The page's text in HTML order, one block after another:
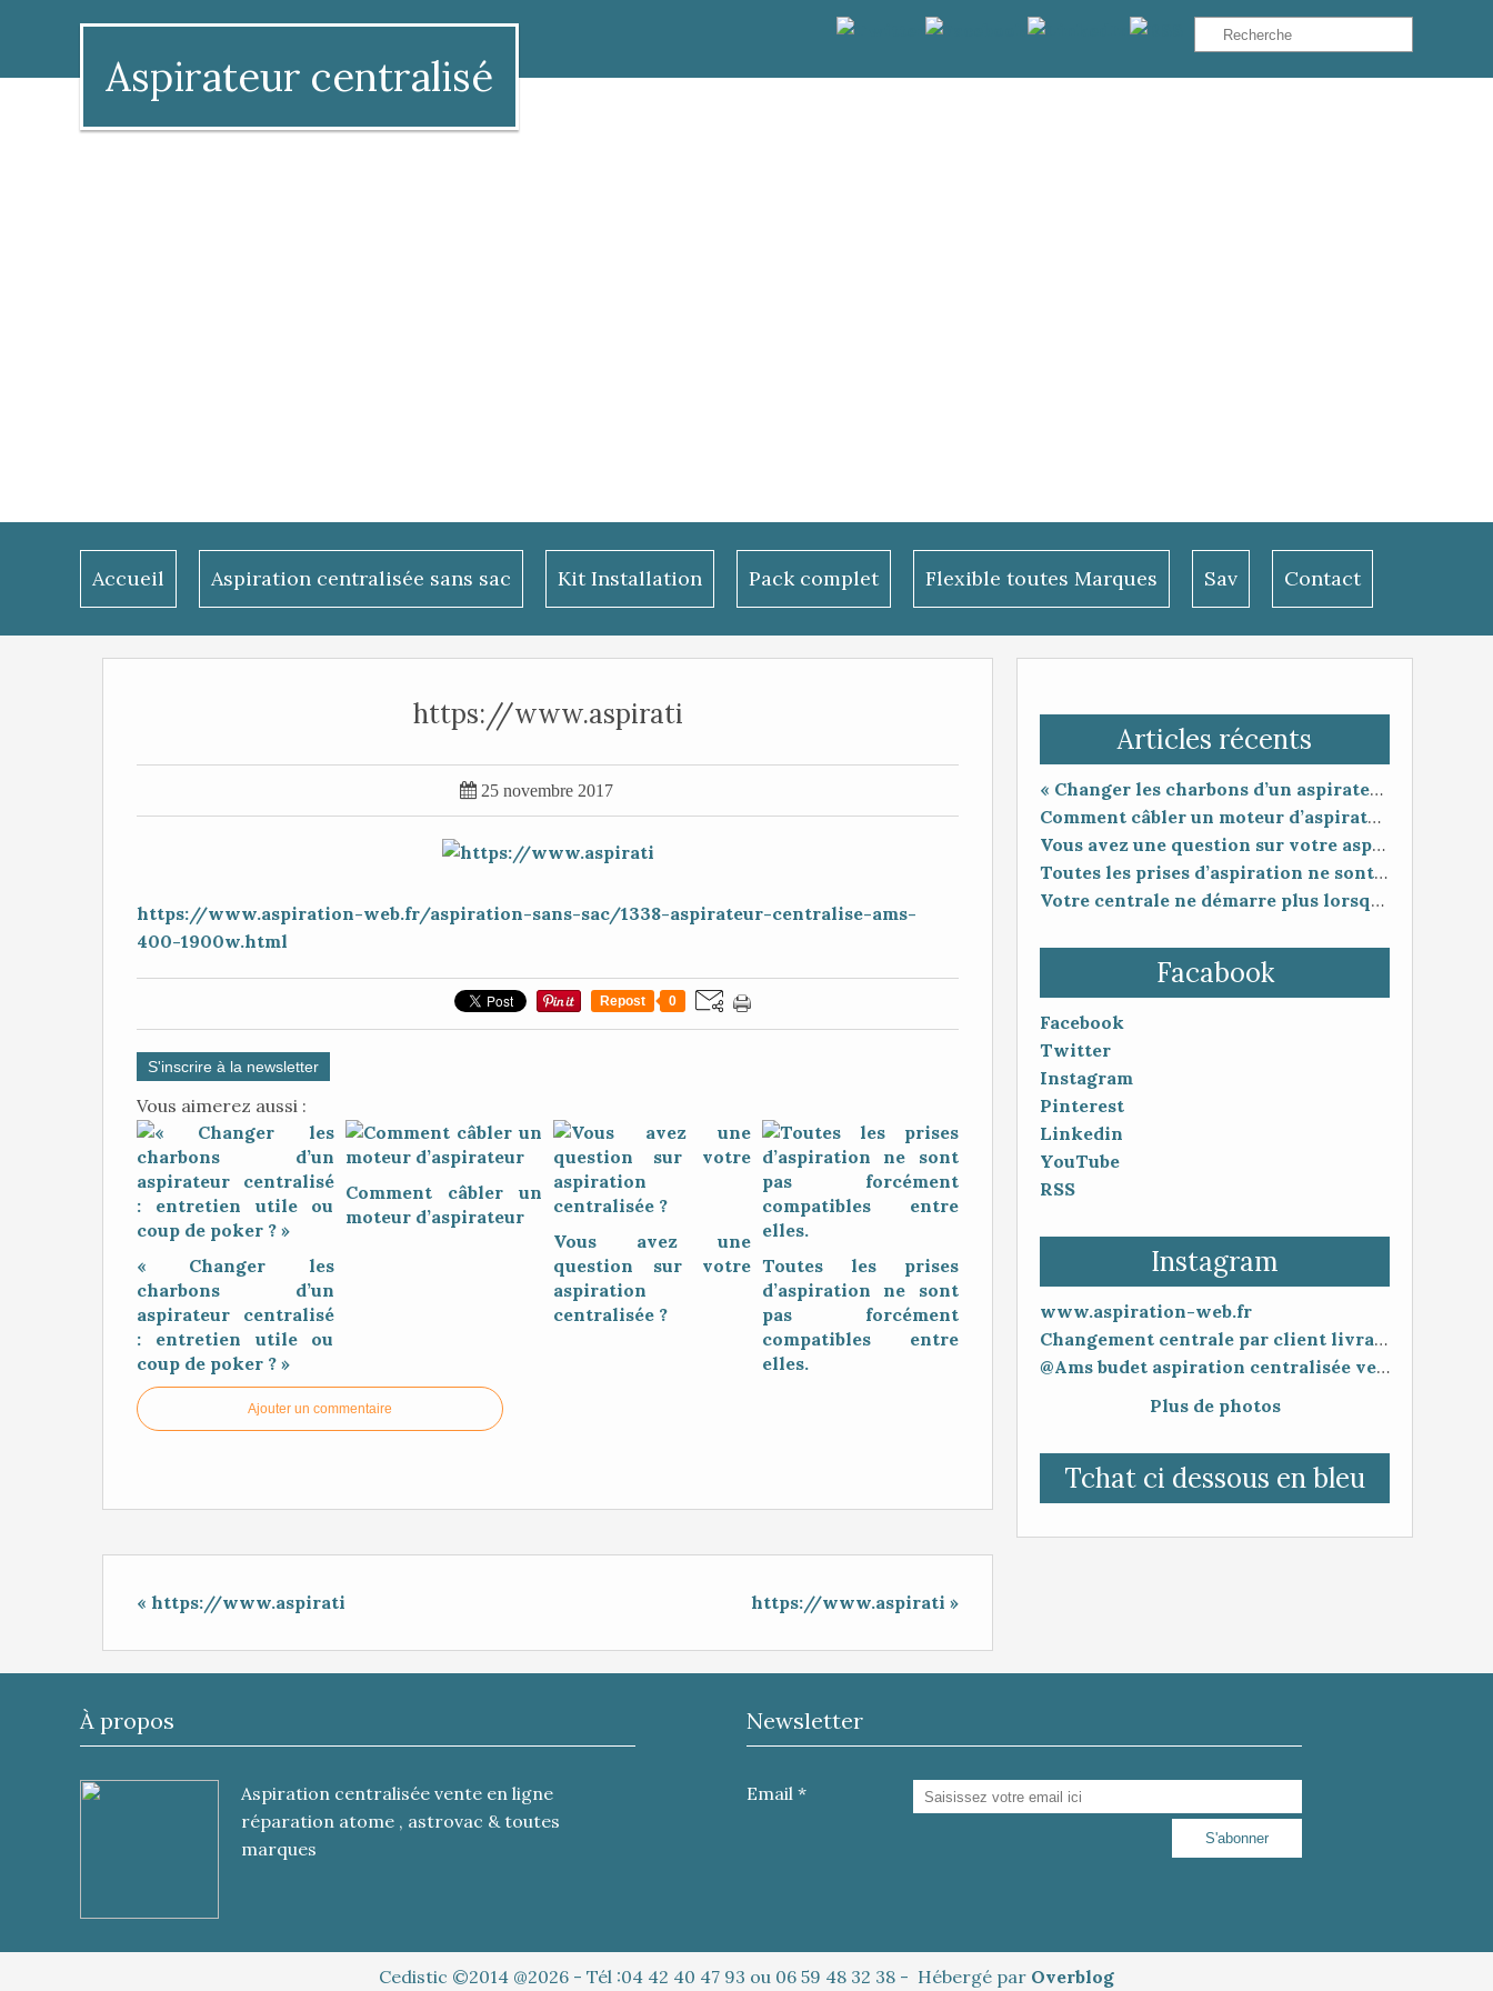
Aspirateur centralisé
Accueil Aspiration centralisée sans sac Kit Installation Pack complet Flexible toutes Marques Sav Contact
Articles récents
« Changer les charbons d’un aspirateur centralisé : entretien utile ou coup de poker ? »
Comment câbler un moteur d’aspirateur
Vous avez une question sur votre aspiration centralisée ?
Toutes les prises d’aspiration ne sont pas forcément compatibles entre elles.
Votre centrale ne démarre plus lorsque vous branchez le flexible ?
Facabook
Facebook
Twitter
Instagram
Pinterest
Linkedin
YouTube
RSS
Instagram
www.aspiration-web.fr
Changement centrale par client livraison 48h mise en service 30 minutes
@Ams budet aspiration centralisée vente en ligne www.aspiration-web.fr
Plus de photos
Tchat ci dessous en bleu
https://www.aspirati
 25 novembre 2017
https://www.aspiration-web.fr/aspiration-sans-sac/1338-aspirateur-centralise-ams-
400-1900w.html
Repost 0
S'inscrire à la newsletter
Vous aimerez aussi :
« Changer les
charbons d’un
aspirateur centralisé
: entretien utile ou
coup de poker ? »
Comment câbler un
moteur d’aspirateur
Vous avez une
question sur votre
aspiration
centralisée ?
Toutes les prises
d’aspiration ne sont
pas forcément
compatibles entre
elles.
Ajouter un commentaire
« https://www.aspirati https://www.aspirati »
À propos
Aspiration centralisée vente en ligne
réparation atome , astrovac & toutes
marques
Newsletter
Email
Cedistic ©2014 @2026 - Tél :04 42 40 47 93 ou 06 59 48 32 38 - Hébergé par Overblog